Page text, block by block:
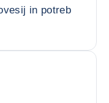
in potreb